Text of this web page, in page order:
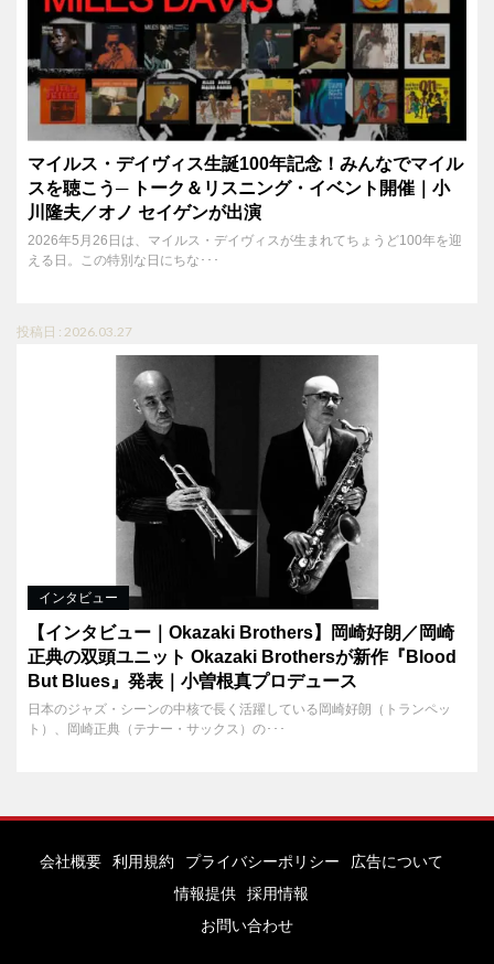
マイルス・デイヴィス生誕100年記念！みんなでマイル
スを聴こう─ トーク＆リスニング・イベント開催｜小
川隆夫／オノ セイゲンが出演
2026年5月26日は、マイルス・デイヴィスが生まれてちょうど100年を迎
える日。この特別な日にちな･･･
投稿日 : 2026.03.27
インタビュー
【インタビュー｜Okazaki Brothers】岡崎好朗／岡崎
正典の双頭ユニット Okazaki Brothersが新作『Blood
But Blues』発表｜小曽根真プロデュース
日本のジャズ・シーンの中核で長く活躍している岡崎好朗（トランペッ
ト）、岡崎正典（テナー・サックス）の･･･
会社概要 利用規約 プライバシーポリシー
広告について
情報提供
採用情報
お問い合わせ